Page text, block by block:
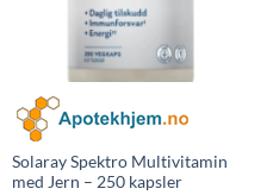
Solaray Spektro Multivitamin
med Jern – 250 kapsler